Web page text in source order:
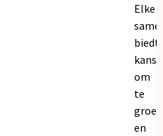
Elke
biedt
om
te
en